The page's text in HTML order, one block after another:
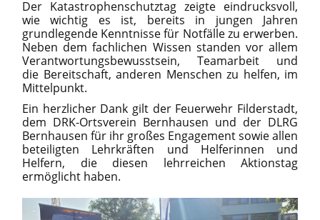
Der Katastrophenschutztag zeigte eindrucksvoll,
wie wichtig es ist, bereits in jungen Jahren
grundlegende Kenntnisse für Notfälle zu erwerben.
Neben dem fachlichen Wissen standen vor allem
Verantwortungsbewusstsein, Teamarbeit und
die Bereitschaft, anderen Menschen zu helfen, im
Mittelpunkt.
Ein herzlicher Dank gilt der Feuerwehr Filderstadt,
dem DRK-Ortsverein Bernhausen und der DLRG
Bernhausen für ihr großes Engagement sowie allen
beteiligten Lehrkräften und Helferinnen und
Helfern, die diesen lehrreichen Aktionstag
ermöglicht haben.